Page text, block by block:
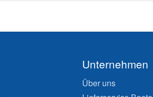
Unternehmen
Über uns